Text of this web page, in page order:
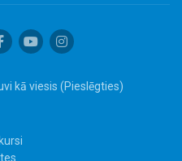
kā viesis (Pieslēgties)